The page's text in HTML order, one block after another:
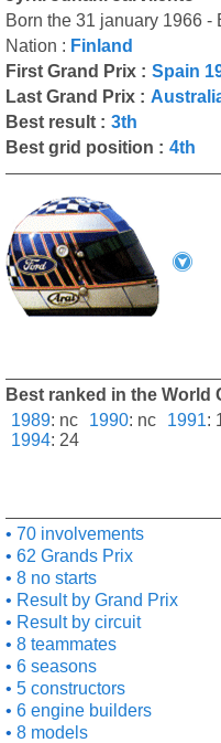
Born the 31 january 1966
Nation : Finland
First Grand Prix : Spain
Last Grand Prix :
Best result : 3th
Best grid position : 4th
Best ranked in the World
1989: nc 1990: nc 1991:
1994: 24
70 involvements
62 Grands Prix
8 no starts
Result by Grand Prix
Result by circuit
8 teammates
6 seasons
5 constructors
6 engine builders
8 models